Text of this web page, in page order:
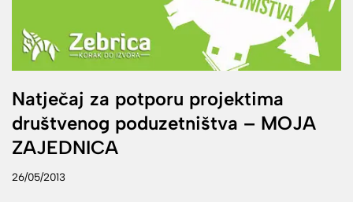
Natječaj za potporu projektima
društvenog poduzetništva – MOJA
ZAJEDNICA
26/05/2013